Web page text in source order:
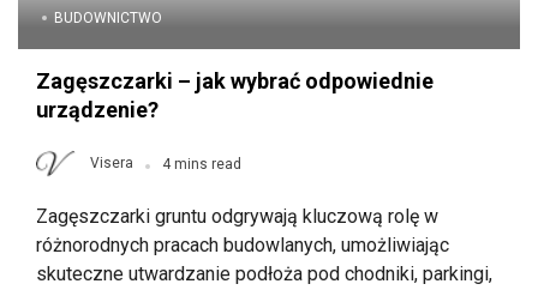
BUDOWNICTWO
Zagęszczarki – jak wybrać odpowiednie
urządzenie?
Visera 4 mins read
Zagęszczarki gruntu odgrywają kluczową rolę w
różnorodnych pracach budowlanych, umożliwiając
skuteczne utwardzanie podłoża pod chodniki, parkingi,